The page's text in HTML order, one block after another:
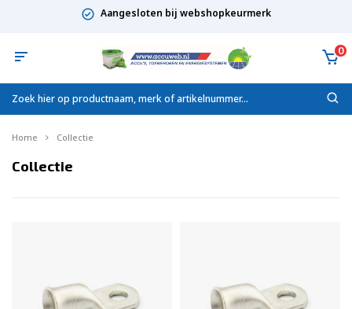
Aangesloten bij webshopkeurmerk
0
Home Collectie
Collectie